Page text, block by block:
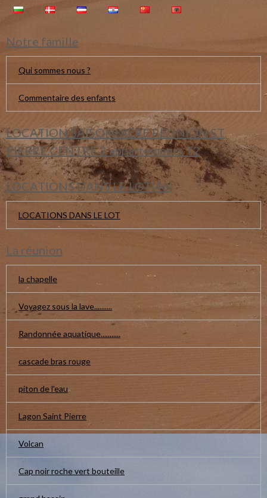
Notre famille
Qui sommes nous ?
Commentaire des enfants
LOCATION SAISONNIERE REUNION ST
PIERRE CENTRE 2 appartements T2
LOCATIONS DANS LE LOT(46)
LOCATIONS DANS LE LOT
La réunion
la chapelle
Voyagez sous la lave..........
Randonnée aquatique...........
cascade bras rouge
piton de l'eau
Lagon Saint Pierre
Volcan
Cap noir roche vert bouteille